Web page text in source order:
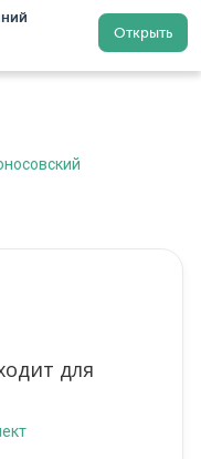
Открыть
Регистрация
для